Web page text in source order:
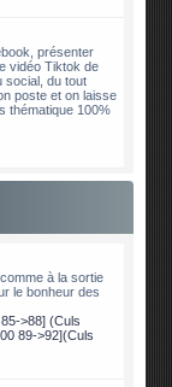
présenter
vidéo Tiktok de
social, du tout
poste et on laisse
thématique 100%
à la sortie
le bonheur des
>88] (Culs
89->92](Culs